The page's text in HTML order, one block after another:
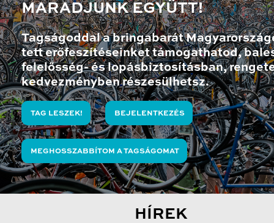
MARADJUNK EGYÜTT!
Tagságoddal a bringabarát
tett erőfeszítéseinket támogathatod,
felelősség- és lopásbiztosításban,
kedvezményben részesülhetsz.
TAG LESZEK! BEJELENTKEZÉS
MEGHOSSZABBÍTOM A TAGSÁGOMAT
HÍREK